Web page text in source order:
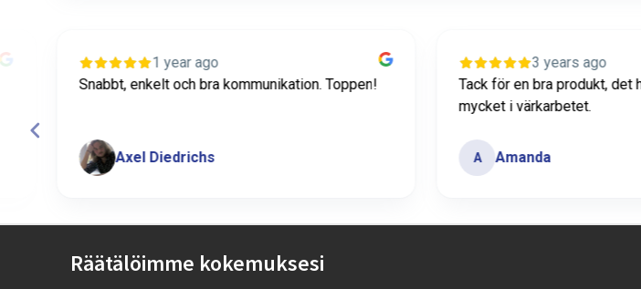
1 year ago
Snabbt, enkelt och bra kommunikation. Toppen!
Axel Diedrichs
3 years ago
Tack för en bra produkt, det
mycket i värkarbetet.
A Amanda
Räätälöimme kokemuksesi